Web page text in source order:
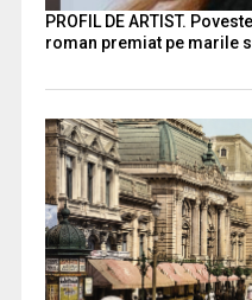
PROFIL DE ARTIST.
roman premiat pe marile